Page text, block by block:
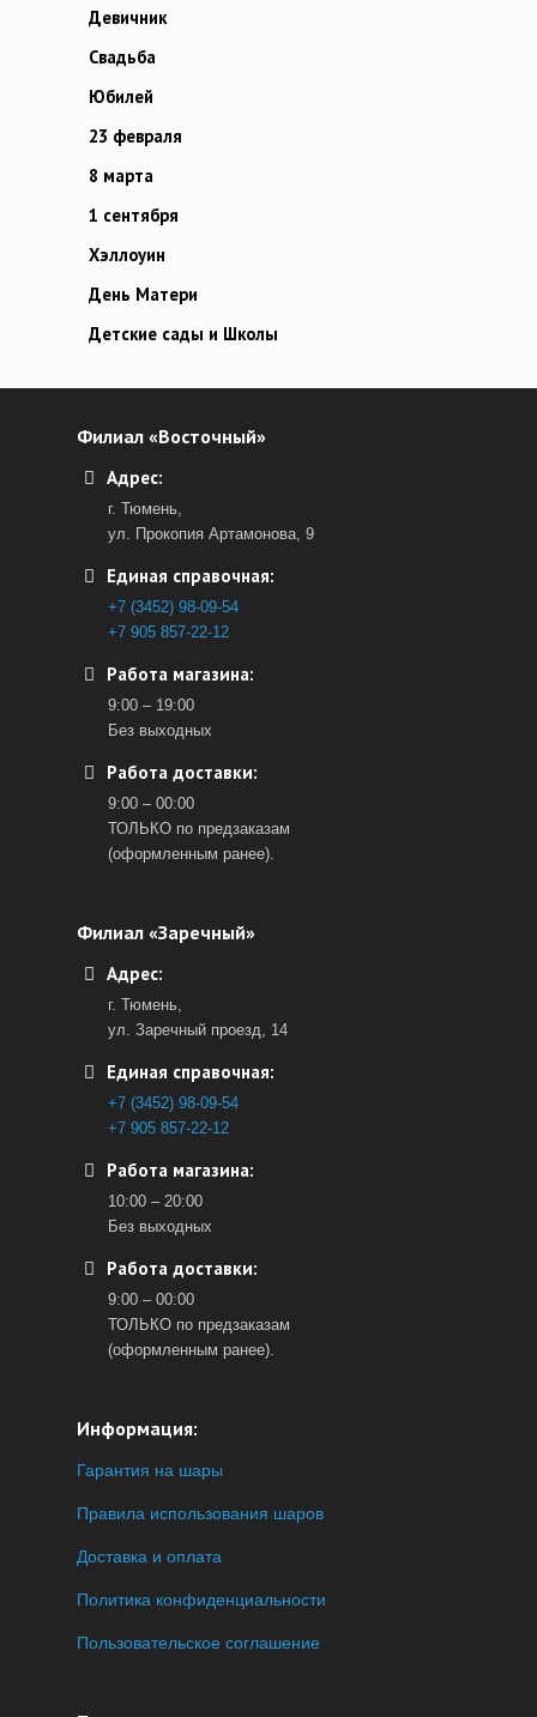
Девичник
Свадьба
Юбилей
23 февраля
8 марта
1 сентября
Хэллоуин
День Матери
Детские сады и Школы
Филиал «Восточный»
Адрес:
г. Тюмень,
ул. Прокопия Артамонова, 9
Единая справочная:
+7 (3452) 98-09-54
+7 905 857-22-12
Работа магазина:
9:00 – 19:00
Без выходных
Работа доставки:
9:00 – 00:00
ТОЛЬКО по предзаказам
(оформленным ранее).
Филиал «Заречный»
Адрес:
г. Тюмень,
ул. Заречный проезд, 14
Единая справочная:
+7 (3452) 98-09-54
+7 905 857-22-12
Работа магазина:
10:00 – 20:00
Без выходных
Работа доставки:
9:00 – 00:00
ТОЛЬКО по предзаказам
(оформленным ранее).
Информация:
Гарантия на шары
Правила использования шаров
Доставка и оплата
Политика конфиденциальности
Пользовательское соглашение